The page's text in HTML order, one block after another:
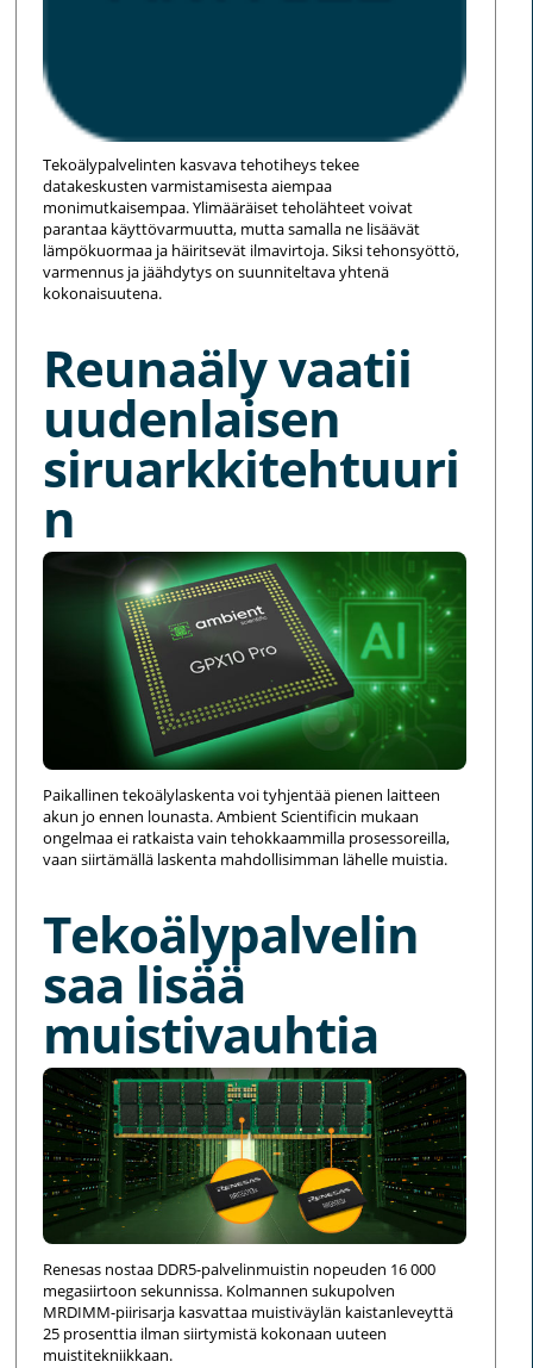
Tekoälypalvelinten kasvava tehotiheys tekee
datakeskusten varmistamisesta aiempaa
monimutkaisempaa. Ylimääräiset teholähteet voivat
parantaa käyttövarmuutta, mutta samalla ne lisäävät
lämpökuormaa ja häiritsevät ilmavirtoja. Siksi tehonsyöttö,
varmennus ja jäähdytys on suunniteltava yhtenä
kokonaisuutena.
Reunaäly vaatii
uudenlaisen
siruarkkitehtuuri
n
Paikallinen tekoälylaskenta voi tyhjentää pienen laitteen
akun jo ennen lounasta. Ambient Scientificin mukaan
ongelmaa ei ratkaista vain tehokkaammilla prosessoreilla,
vaan siirtämällä laskenta mahdollisimman lähelle muistia.
Tekoälypalvelin
saa lisää
muistivauhtia
Renesas nostaa DDR5-palvelinmuistin nopeuden 16 000
megasiirtoon sekunnissa. Kolmannen sukupolven
MRDIMM-piirisarja kasvattaa muistiväylän kaistanleveyttä
25 prosenttia ilman siirtymistä kokonaan uuteen
muistitekniikkaan.